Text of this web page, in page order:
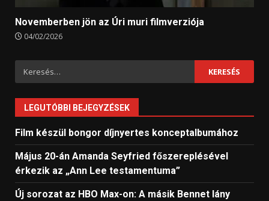
Novemberben jön az Úri muri filmverziója
04/02/2026
Keresés:
LEGUTÓBBI BEJEGYZÉSEK
Film készül bongor díjnyertes konceptalbumához
Május 20-án Amanda Seyfried főszereplésével
érkezik az „Ann Lee testamentuma”
Új sorozat az HBO Max-on: A másik Bennet lány